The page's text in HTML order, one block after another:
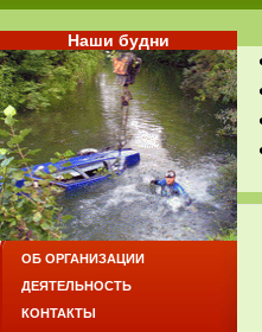
Наши будни
ОБ ОРГАНИЗАЦИИ
ДЕЯТЕЛЬНОСТЬ
КОНТАКТЫ